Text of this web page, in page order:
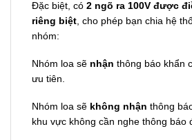
Đặc biệt, có 2 ngõ ra 100V được
riêng biệt , cho phép bạn chia hệ
nhóm:
Nhóm loa sẽ nhận thông báo khẩn
ưu tiên.
Nhóm loa sẽ không nhận thông
khu vực không cần nghe thông báo